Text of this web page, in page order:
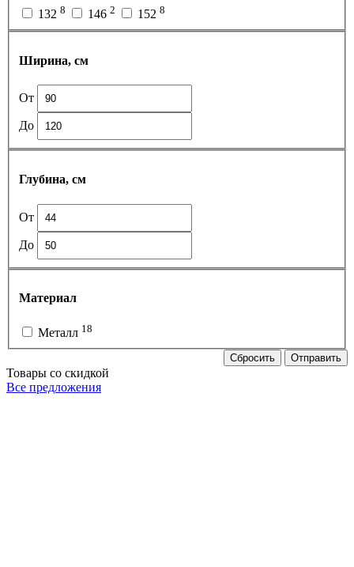
132 8 146 2 152 8
Ширина, см
От
До
Глубина, см
От
До
Материал
Металл 18
Сбросить Отправить
Товары со скидкой
Все предложения